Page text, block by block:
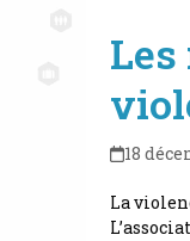
18
La